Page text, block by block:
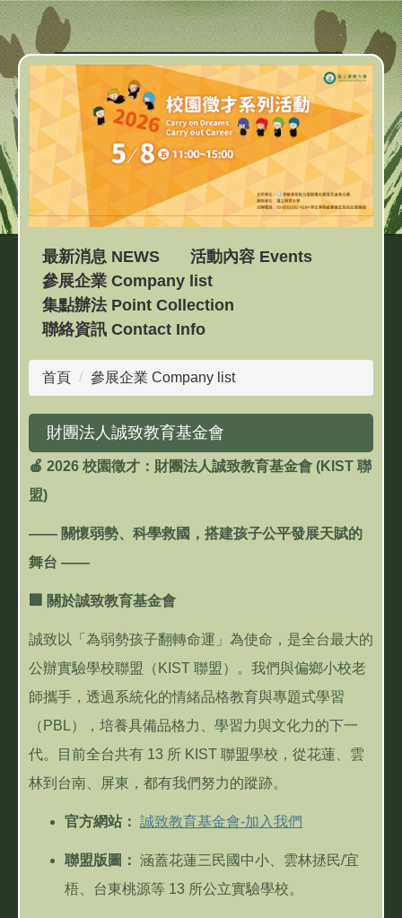
跳
到
主
要
內
容
區
最新消息 NEWS
活動內容 Events
參展企業 Company list
集點辦法 Point Collection
聯絡資訊 Contact Info
首頁 參展企業 Company list
財團法人誠致教育基金會
🍎 2026 校園徵才：財團法人誠致教育基金會 (KIST 聯
盟)
—— 關懷弱勢、科學救國，搭建孩子公平發展天賦的
舞台 ——
關於誠致教育基金會
誠致以「為弱勢孩子翻轉命運」為使命，是全台最大的
公辦實驗學校聯盟（ KIST 聯盟）。我們與偏鄉小校老
師攜手，透過系統化的情緒品格教育與專題式學習
（ PBL），培養具備品格力、學習力與文化力的下一
代。目前全台共有 13 所 KIST 聯盟學校，從花蓮、雲
林到台南、屏東，都有我們努力的蹤跡。
官方網站： 誠致教育基金會-加入我們
聯盟版圖： 涵蓋花蓮三民國中小、雲林拯民/宜
梧、台東桃源等 13 所公立實驗學校。